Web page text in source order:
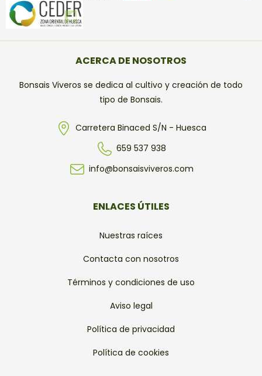
ACERCA DE NOSOTROS
Bonsais Viveros se dedica al cultivo y creación de todo
tipo de Bonsais.
Carretera Binaced S/N - Huesca
659 537 938
info@bonsaisviveros.com
ENLACES ÚTILES
Nuestras raíces
Contacta con nosotros
Términos y condiciones de uso
Aviso legal
Política de privacidad
Política de cookies